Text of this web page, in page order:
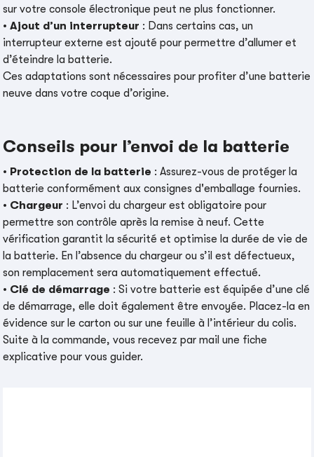
sur votre console électronique peut ne plus fonctionner.
•Ajout d’un interrupteur : Dans certains cas, un
interrupteur externe est ajouté pour permettre d’allumer et
d’éteindre la batterie.
Ces adaptations sont nécessaires pour profiter d’une batterie
neuve dans votre coque d’origine.
Conseils pour l’envoi de la batterie
• Protection de la batterie : Assurez-vous de protéger la
batterie conformément aux consignes d'emballage fournies.
• Chargeur : L’envoi du chargeur est obligatoire pour
permettre son contrôle après la remise à neuf. Cette
vérification garantit la sécurité et optimise la durée de vie de
la batterie. En l’absence du chargeur ou s’il est défectueux,
son remplacement sera automatiquement effectué.
• Clé de démarrage : Si votre batterie est équipée d’une clé
de démarrage, elle doit également être envoyée. Placez-la en
évidence sur le carton ou sur une feuille à l’intérieur du colis.
Suite à la commande, vous recevez par mail une fiche
explicative pour vous guider.